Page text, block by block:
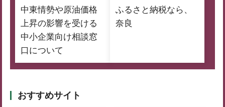
中東情勢や原油価格
上昇の影響を受ける
中小企業向け相談窓
口について
ふるさと納税なら、
奈良
おすすめサイト